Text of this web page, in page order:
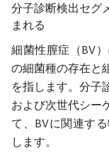
分子診断検出セグ
まれる
細菌性膣症（BV
の細菌種の存在と
を指します。分子
および次世代シー
て、BVに関連す
します。